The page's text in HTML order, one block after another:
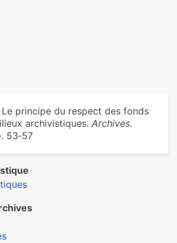
Le principe du respect des fonds
archivistiques. Archives.
53‑57